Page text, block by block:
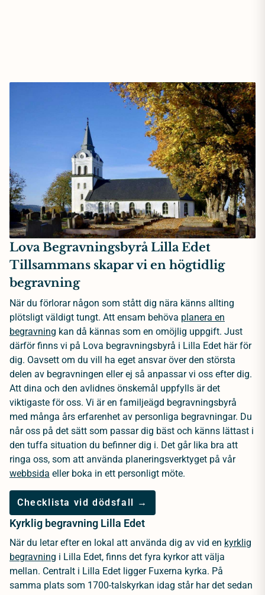
Lova Begravningsbyrå Lilla Edet
Tillsammans skapar vi en högtidlig
begravning
När du förlorar någon som stått dig nära känns allting
plötsligt väldigt tungt. Att ensam behöva planera en
begravning kan då kännas som en omöjlig uppgift. Just
därför finns vi på Lova begravningsbyrå i Lilla Edet här för
dig. Oavsett om du vill ha eget ansvar över den största
delen av begravningen eller ej så anpassar vi oss efter dig.
Att dina och den avlidnes önskemål uppfylls är det
viktigaste för oss. Vi är en familjeägd begravningsbyrå
med många års erfarenhet av personliga begravningar. Du
når oss på det sätt som passar dig bäst och känns lättast i
den tuffa situation du befinner dig i. Det går lika bra att
ringa oss, som att använda planeringsverktyget på vår
webbsida eller boka in ett personligt möte.
Checklista vid dödsfall →
Kyrklig begravning Lilla Edet
När du letar efter en lokal att använda dig av vid en kyrklig
begravning i Lilla Edet, finns det fyra kyrkor att välja
mellan. Centralt i Lilla Edet ligger Fuxerna kyrka. På
samma plats som 1700-talskyrkan idag står har det sedan